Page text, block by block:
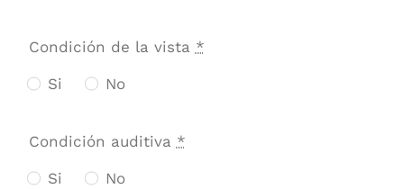
Condición de la vista *
Si No
Condición auditiva *
Si No